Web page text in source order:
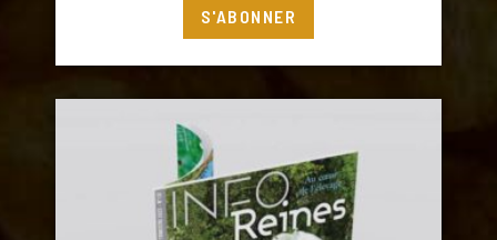
Vous êtes adhérent ? Profitez de 5€ de
réduction !
S'ABONNER